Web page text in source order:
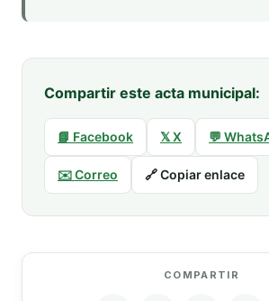
Compartir este acta municipal:
📘 Facebook 𝕏 X 💬
✉️ Correo 🔗 Copiar enlace
COMPARTIR